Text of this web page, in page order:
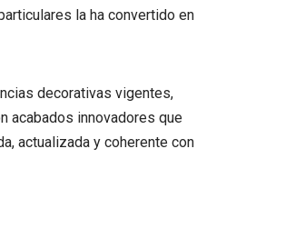
la ha convertido en
decorativas vigentes,
acabados innovadores que
actualizada y coherente con